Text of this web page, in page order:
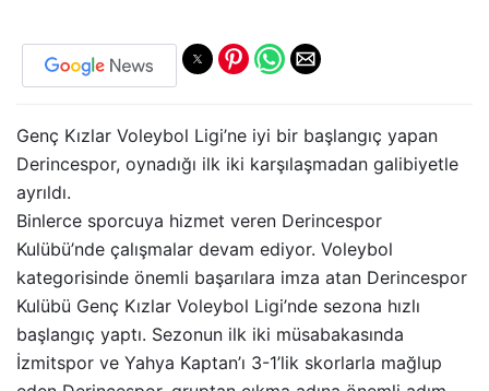
Genç Kızlar Voleybol Ligi’ne iyi bir başlangıç yapan
Derincespor, oynadığı ilk iki karşılaşmadan galibiyetle
ayrıldı.
Binlerce sporcuya hizmet veren Derincespor
Kulübü’nde çalışmalar devam ediyor. Voleybol
kategorisinde önemli başarılara imza atan Derincespor
Kulübü Genç Kızlar Voleybol Ligi’nde sezona hızlı
başlangıç yaptı. Sezonun ilk iki müsabakasında
İzmitspor ve Yahya Kaptan’ı 3-1’lik skorlarla mağlup